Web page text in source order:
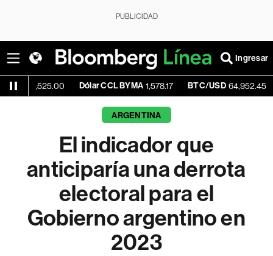
PUBLICIDAD
Ingresar
Dólar CCL BYMA 1,578.17 BTC/USD 64,952.45 +0.87%
ARGENTINA
El indicador que
anticiparía una derrota
electoral para el
Gobierno argentino en
2023